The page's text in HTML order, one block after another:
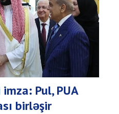
Pul, PUA
birləşir